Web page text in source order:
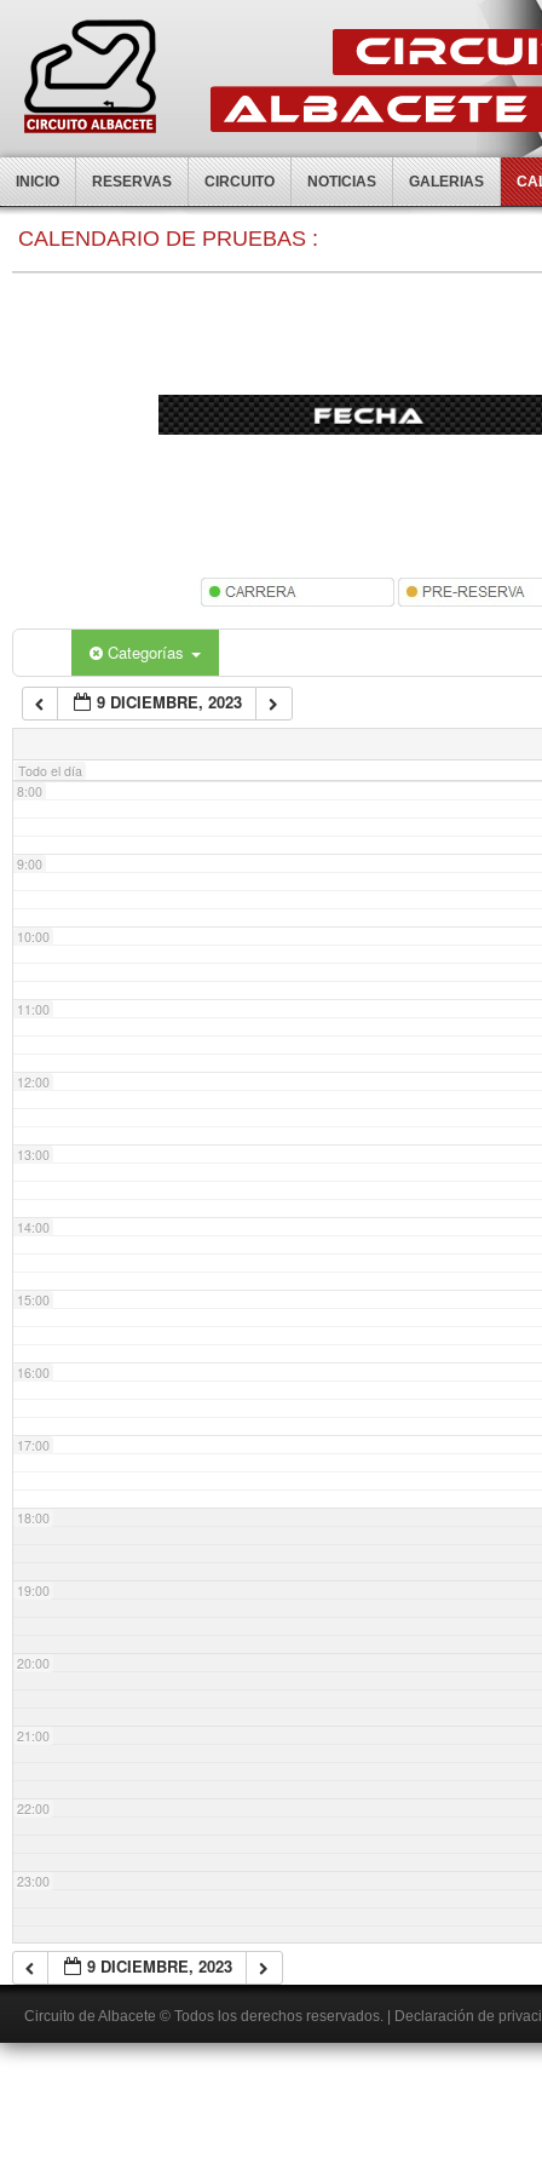
INICIO RESERVAS CIRCUITO NOTICIAS GALERIAS
CALENDARIO DE PRUEBAS :
Categorías
9 DICIEMBRE, 2023
Todo el día
0:00
7:00
8:00
9:00
10:00
11:00
12:00
13:00
14:00
15:00
16:00
17:00
18:00
19:00
20:00
21:00
22:00
23:00
9 DICIEMBRE, 2023
Circuito de Albacete © Todos los derechos reservados. Declaración de